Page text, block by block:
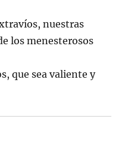
nuestras
los menesterosos
que sea valiente y